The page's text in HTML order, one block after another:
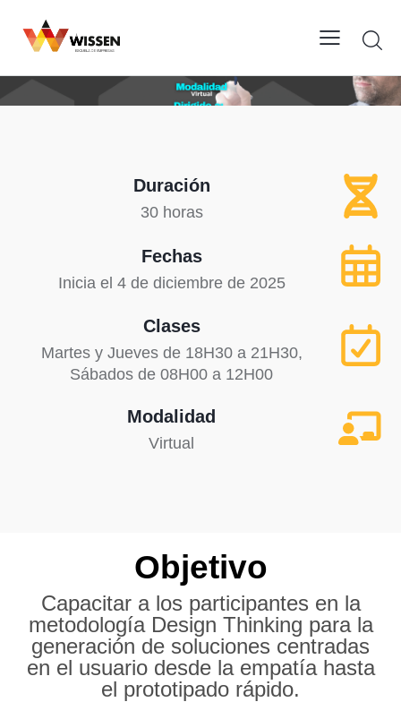
Duración
30 horas
Fechas
Inicia el 4 de diciembre de 2025
Clases
Martes y Jueves de 18H30 a 21H30,
Sábados de 08H00 a 12H00
Modalidad
Virtual
Objetivo
Capacitar a los participantes en la
metodología Design Thinking para la
generación de soluciones centradas
en el usuario desde la empatía hasta
el prototipado rápido.